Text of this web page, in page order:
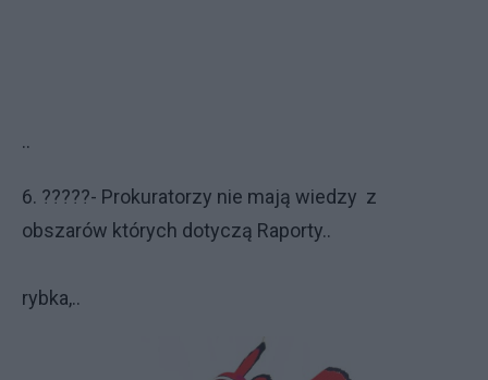
..
6. ?????- Prokuratorzy nie mają wiedzy z
obszarów których dotyczą Raporty..
rybka,..